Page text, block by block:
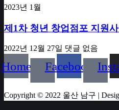
2023년 1월
제1차 청년 창업점포 지원
2022년 12월 27일 댓글 없음
Home Facebook
Copyright © 2022 울산 남구 |